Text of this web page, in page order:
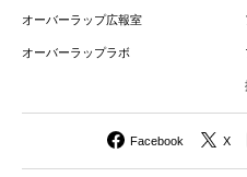
オーバーラップ広報室
オーバーラップラボ
Facebook X